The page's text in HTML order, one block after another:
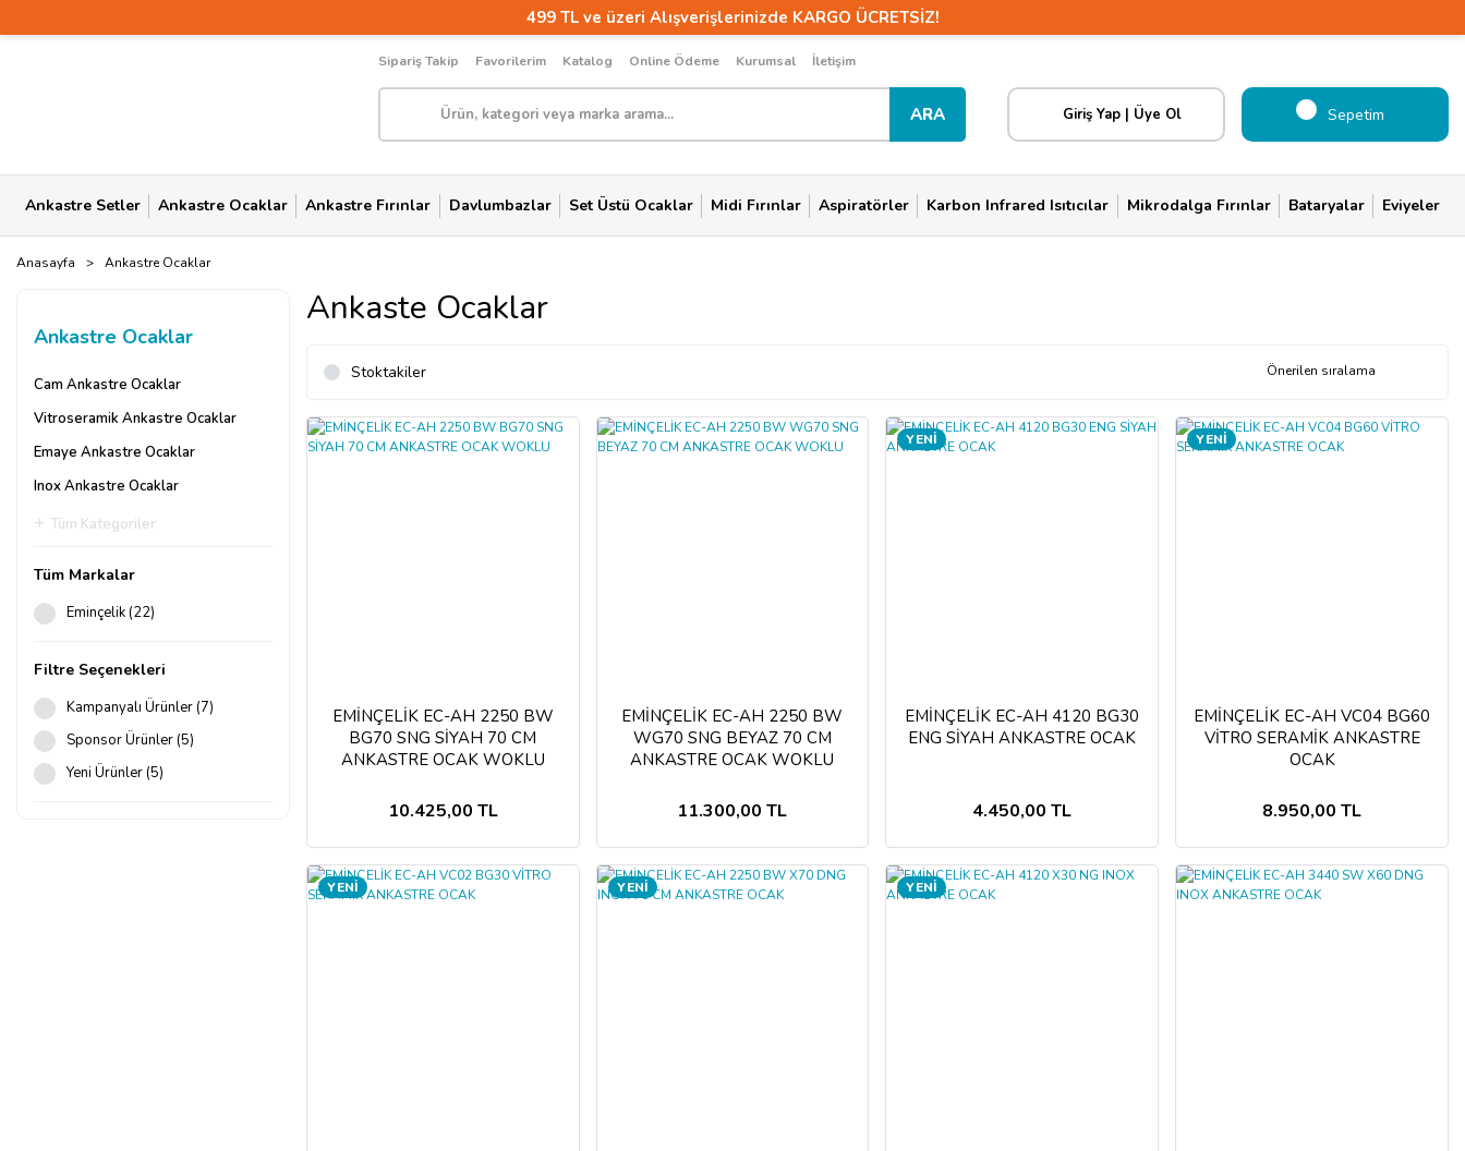
499 TL ve üzeri Alışverişlerinizde KARGO ÜCRETSİZ!
Sipariş Takip Favorilerim Katalog Online Ödeme Kurumsal İletişim
ARA Giriş Yap | Üye Ol Sepetim
Ankastre Setler Ankastre Ocaklar Ankastre Fırınlar Davlumbazlar Set Üstü Ocaklar Midi Fırınlar Aspiratörler Karbon Infrared Isıtıcılar Mikrodalga Fırınlar Bataryalar Eviyeler
Anasayfa Ankastre Ocaklar
Ankastre Ocaklar
Cam Ankastre Ocaklar
Vitroseramik Ankastre Ocaklar
Emaye Ankastre Ocaklar
Inox Ankastre Ocaklar
Tüm Kategoriler
Tüm Markalar
Eminçelik (22)
Filtre Seçenekleri
Kampanyalı Ürünler (7)
Sponsor Ürünler (5)
Yeni Ürünler (5)
Ankaste Ocaklar
Stoktakiler
EMİNÇELİK EC-AH 2250 BW
BG70 SNG SİYAH 70 CM
ANKASTRE OCAK WOKLU
10.425,00 TL
EMİNÇELİK EC-AH 2250 BW
WG70 SNG BEYAZ 70 CM
ANKASTRE OCAK WOKLU
11.300,00 TL
YENİ
EMİNÇELİK EC-AH 4120 BG30
ENG SİYAH ANKASTRE OCAK
4.450,00 TL
YENİ
EMİNÇELİK EC-AH VC04 BG60
VİTRO SERAMİK ANKASTRE
OCAK
8.950,00 TL
YENİ YENİ YENİ